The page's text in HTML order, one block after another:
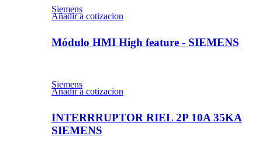
Siemens
Añadir a cotizacion
Módulo HMI High feature - SIEMENS
Siemens
Añadir a cotizacion
INTERRRUPTOR RIEL 2P 10A 35KA
SIEMENS